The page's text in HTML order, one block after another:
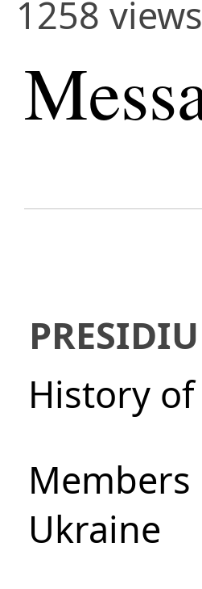
1258
History
Ukraine